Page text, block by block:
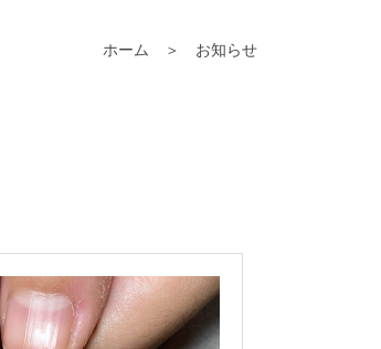
ホーム ＞ お知らせ